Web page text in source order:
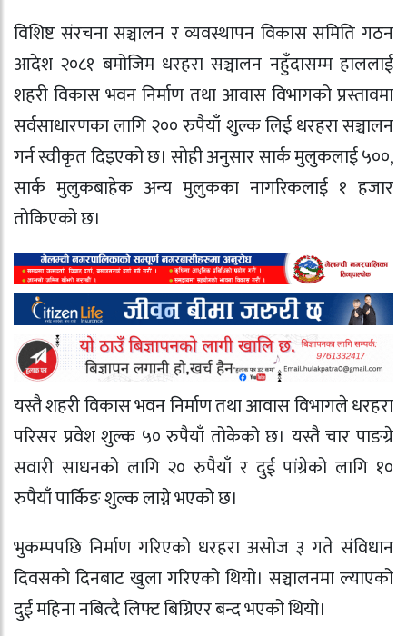
विशिष्ट संरचना सञ्चालन र व्यवस्थापन विकास समिति गठन
आदेश २०८१ बमोजिम धरहरा सञ्चालन नहुँदासम्म हाललाई
शहरी विकास भवन निर्माण तथा आवास विभागको प्रस्तावमा
सर्वसाधारणका लागि २०० रुपैयाँ शुल्क लिई धरहरा सञ्चालन
गर्न स्वीकृत दिइएको छ। सोही अनुसार सार्क मुलुकलाई ५००,
सार्क मुलुकबाहेक अन्य मुलुकका नागरिकलाई १ हजार
तोकिएको छ।
यस्तै शहरी विकास भवन निर्माण तथा आवास विभागले धरहरा
परिसर प्रवेश शुल्क ५० रुपैयाँ तोकेको छ। यस्तै चार पाङग्रे
सवारी साधनको लागि २० रुपैयाँ र दुई पांग्रेको लागि १०
रुपैयाँ पार्किङ शुल्क लाग्ने भएको छ।
भुकम्पपछि निर्माण गरिएको धरहरा असोज ३ गते संविधान
दिवसको दिनबाट खुला गरिएको थियो। सञ्चालनमा ल्याएको
दुई महिना नबित्दै लिफ्ट बिग्रिएर बन्द भएको थियो।